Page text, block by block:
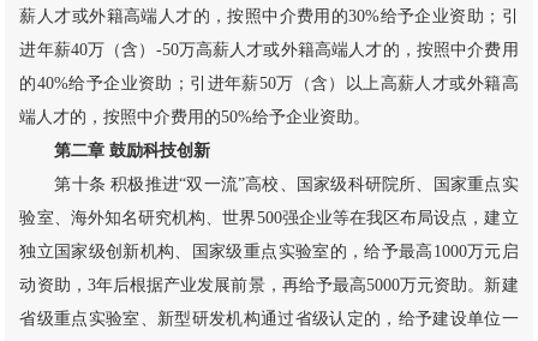
薪人才或外籍高端人才的，按照中介费用的30%给予企业资助；引
进年薪40万（含）-50万高薪人才或外籍高端人才的，按照中介费用
的40%给予企业资助；引进年薪50万（含）以上高薪人才或外籍高
端人才的，按照中介费用的50%给予企业资助。
第二章 鼓励科技创新
第十条 积极推进“双一流”高校、国家级科研院所、国家重点实
验室、海外知名研究机构、世界500强企业等在我区布局设点，建立
独立国家级创新机构、国家级重点实验室的，给予最高1000万元启
动资助，3年后根据产业发展前景，再给予最高5000万元资助。新建
省级重点实验室、新型研发机构通过省级认定的，给予建设单位一